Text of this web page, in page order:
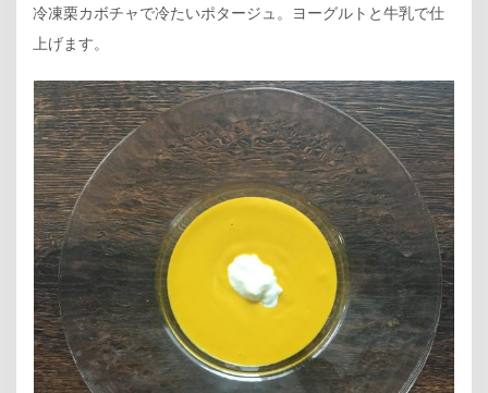
冷凍栗カボチャで冷たいポタージュ。ヨーグルトと牛乳で仕
上げます。